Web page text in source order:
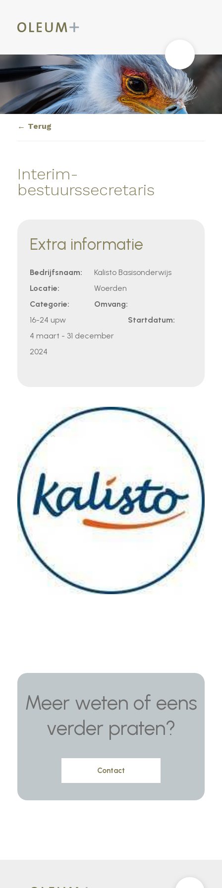
Terug
Interim-
bestuurssecretaris
Extra informatie
Bedrijfsnaam:
Kalisto Basisonderwijs
Locatie:
Woerden
Categorie:
Omvang:
16-24 upw
Startdatum:
4 maart - 31 december
2024
Meer weten of eens
verder praten?